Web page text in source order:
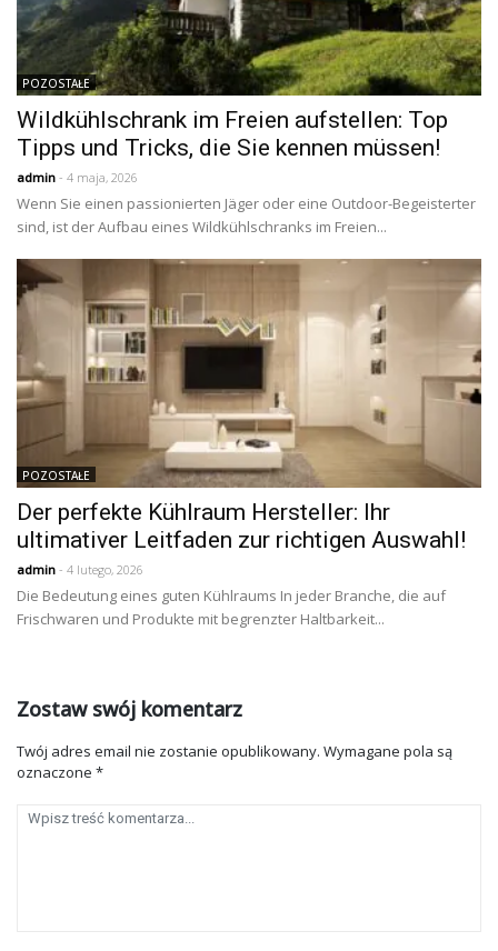
POZOSTAŁE
Wildkühlschrank im Freien aufstellen: Top
Tipps und Tricks, die Sie kennen müssen!
admin - 4 maja, 2026
Wenn Sie einen passionierten Jäger oder eine Outdoor-Begeisterter
sind, ist der Aufbau eines Wildkühlschranks im Freien...
POZOSTAŁE
Der perfekte Kühlraum Hersteller: Ihr
ultimativer Leitfaden zur richtigen Auswahl!
admin - 4 lutego, 2026
Die Bedeutung eines guten Kühlraums In jeder Branche, die auf
Frischwaren und Produkte mit begrenzter Haltbarkeit...
Zostaw swój komentarz
Twój adres email nie zostanie opublikowany. Wymagane pola są
oznaczone *